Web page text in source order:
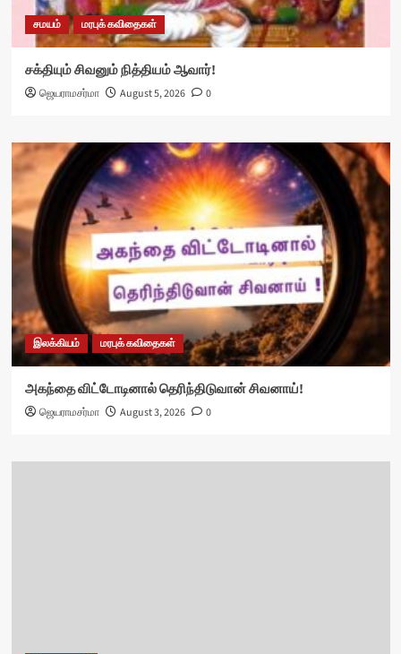
சமயம் மரபுக் கவிதைகள்
சக்தியும் சிவனும் நித்தியம் ஆவார்!
ஜெயராமசர்மா August 5, 2026 0
இலக்கியம் மரபுக் கவிதைகள்
அகந்தை விட்டோடினால் தெரிந்திடுவான் சிவனாய்!
ஜெயராமசர்மா August 3, 2026 0